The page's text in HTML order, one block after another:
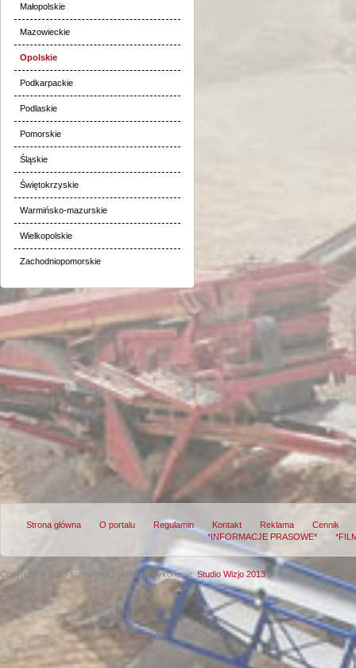
Małopolskie
Mazowieckie
Opolskie
Podkarpackie
Podlaskie
Pomorskie
Śląskie
Świętokrzyskie
Warmińsko-mazurskie
Wielkopolskie
Zachodniopomorskie
Strona główna O portalu Regulamin Kontakt Reklama
Cennik
*INFORMACJE PRASOWE*
Copyright © 2013 surowce-kopalnie.plWykonanie:Studio Wizjo 2013